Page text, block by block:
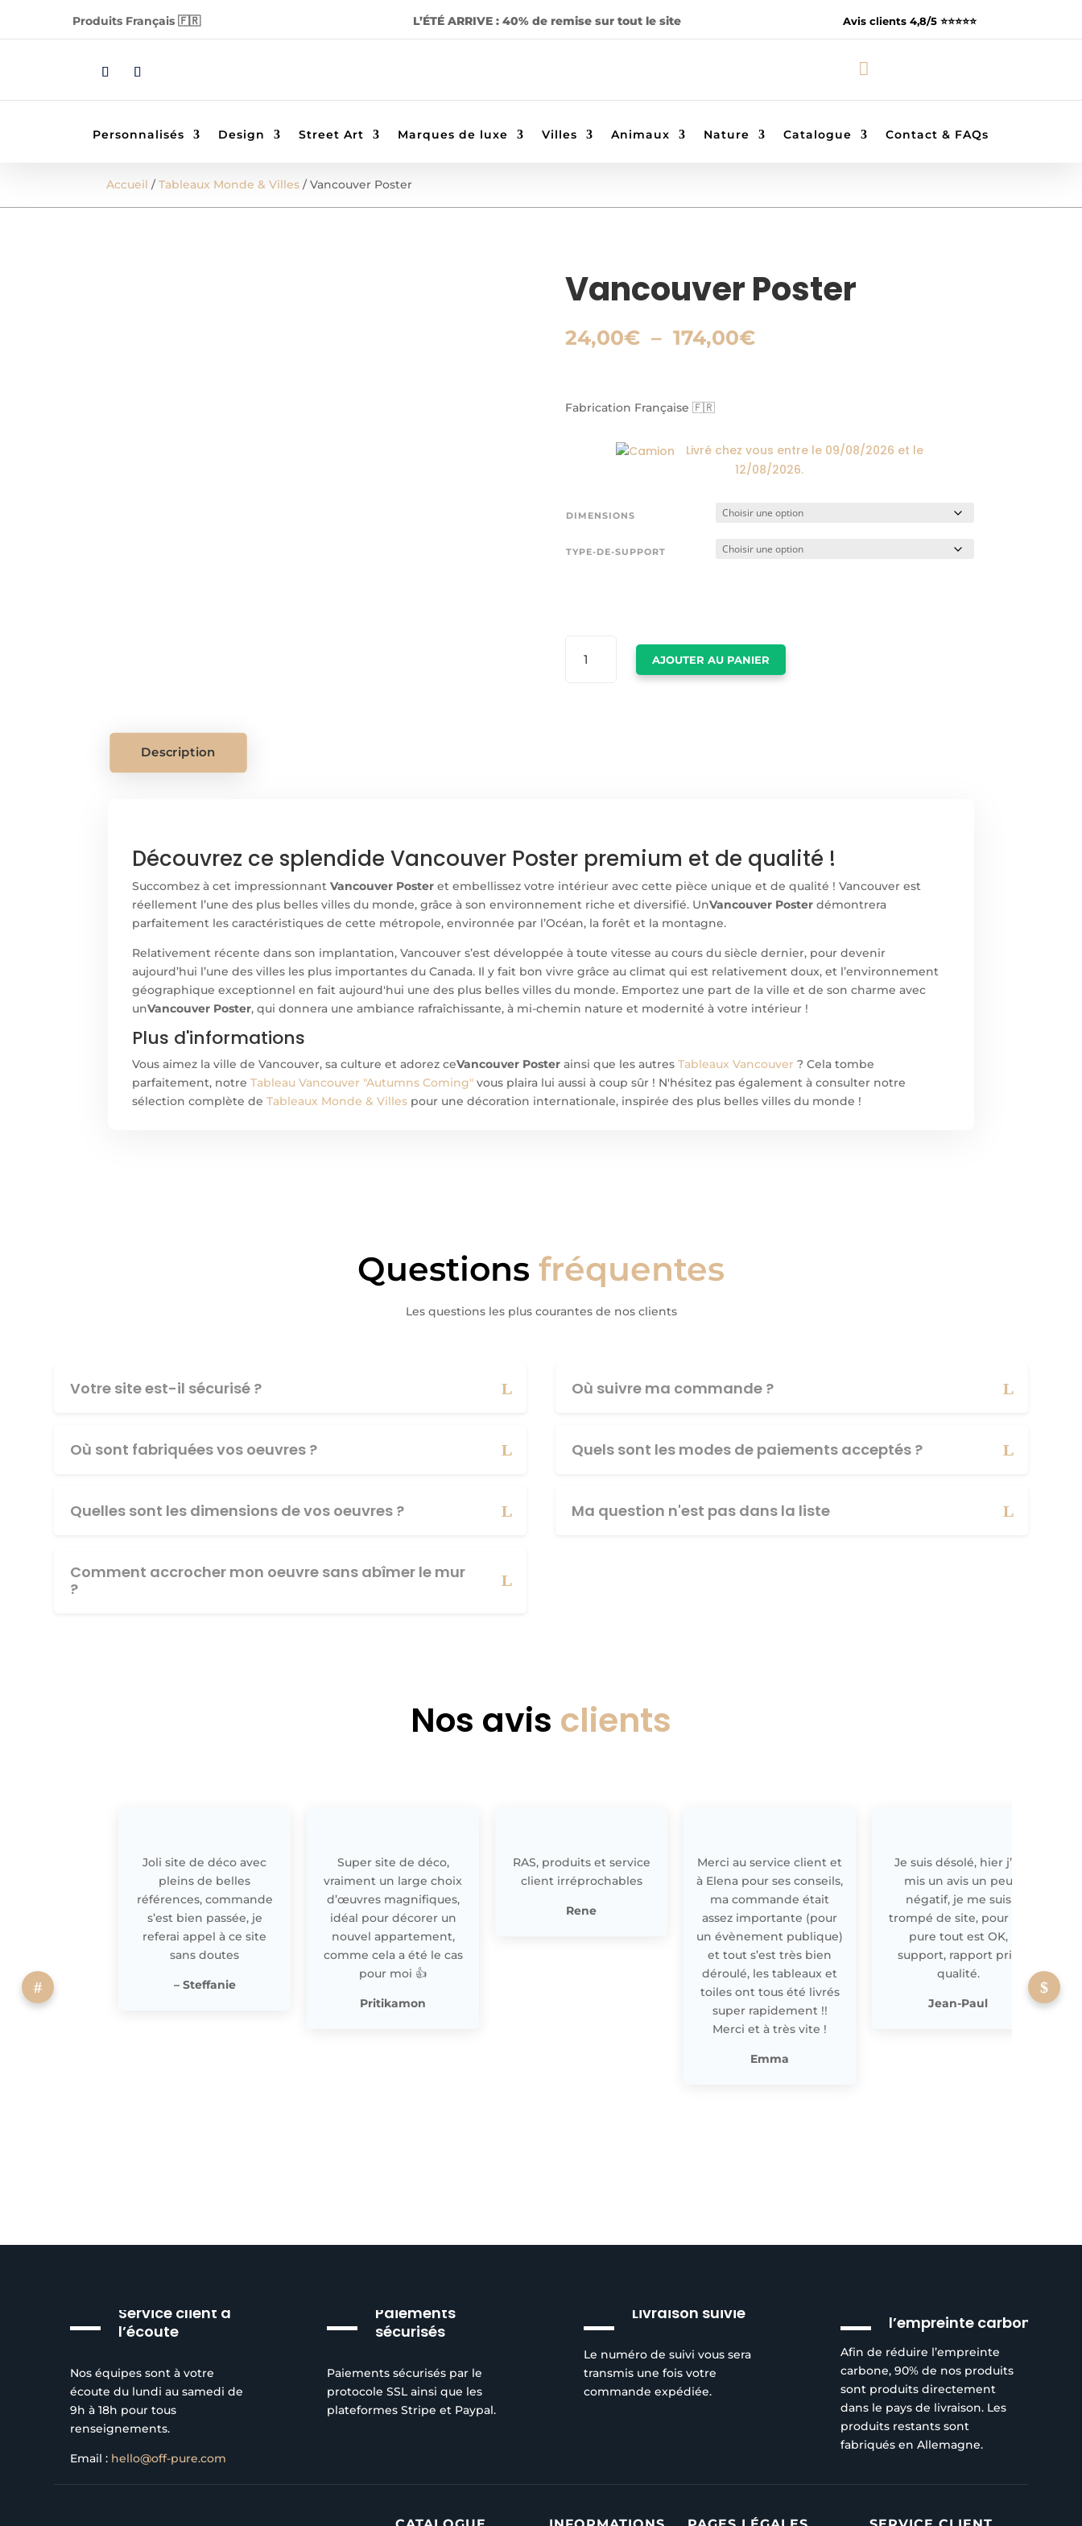
Produits Français 🇫🇷 L’ÉTÉ ARRIVE : 40% de remise sur tout le site Avis clients 4,8/5 ⭐️⭐️⭐️⭐️⭐️

Personnalisés Design Street Art Marques de luxe Villes Animaux Nature Catalogue Contact & FAQs
Accueil /Tableaux Monde & Villes / Vancouver Poster
Vancouver Poster
24,00€ – 174,00€Plage
Fabrication Française 🇫🇷
Livré chez vous entre le 09/08/2026 et le
12/08/2026.
DIMENSIONS
TYPE-DE-SUPPORT
AJOUTER AU PANIER
Description
Découvrez ce splendide Vancouver Poster premium et de qualité !
Succombez à cet impressionnantVancouver Poster et embellissez votre intérieur avec cette pièce unique et de qualité ! Vancouver est
réellement l’une des plus belles villes du monde, grâce à son environnement riche et diversifié. UnVancouver Poster démontrera
parfaitement les caractéristiques de cette métropole, environnée par l’Océan, la forêt et la montagne.
Relativement récente dans son implantation, Vancouver s’est développée à toute vitesse au cours du siècle dernier, pour devenir
aujourd’hui l’une des villes les plus importantes du Canada. Il y fait bon vivre grâce au climat qui est relativement doux, et l’environnement
géographique exceptionnel en fait aujourd'hui une des plus belles villes du monde. Emportez une part de la ville et de son charme avec
unVancouver Poster, qui donnera une ambiance rafraîchissante, à mi-chemin nature et modernité à votre intérieur !
Plus d'informations
Vous aimez la ville de Vancouver, sa culture et adorez ceVancouver Poster ainsi que les autresTableaux Vancouver ? Cela tombe
parfaitement, notreTableau Vancouver "Autumns Coming" vous plaira lui aussi à coup sûr ! N'hésitez pas également à consulter notre
sélection complète deTableaux Monde & Villes pour une décoration internationale, inspirée des plus belles villes du monde !
Questions fréquentes
Les questions les plus courantes de nos clients
Votre site est-il sécurisé ?
Où sont fabriquées vos oeuvres ?
Quelles sont les dimensions de vos oeuvres ?
Comment accrocher mon oeuvre sans abîmer le mur
?
Où suivre ma commande ?
Quels sont les modes de paiements acceptés ?
Ma question n'est pas dans la liste
Nos avis clients
Joli site de déco avec
pleins de belles
références, commande
s’est bien passée, je
referai appel à ce site
sans doutes
– Steffanie
Super site de déco,
vraiment un large choix
d’œuvres magnifiques,
idéal pour décorer un
nouvel appartement,
comme cela a été le cas
pour moi 👍
Pritikamon
RAS, produits et service
client irréprochables
Rene
Merci au service client et
à Elena pour ses conseils,
ma commande était
assez importante (pour
un évènement publique)
et tout s’est très bien
déroulé, les tableaux et
toiles ont tous été livrés
super rapidement !!
Merci et à très vite !
Emma
Je suis désolé, hier j’ai
mis un avis un peu
négatif, je me suis
trompé de site, pour off
pure tout est OK,
support, rapport prix
qualité.
Jean-Paul
Service client à
l’écoute
Nos équipes sont à votre
écoute du lundi au samedi de
9h à 18h pour tous
renseignements.
Email : hello@off-pure.com
Paiements
sécurisés
Paiements sécurisés par le
protocole SSL ainsi que les
plateformes Stripe et Paypal.
Livraison suivie
Le numéro de suivi vous sera
transmis une fois votre
commande expédiée.
l’empreinte carbone
Afin de réduire l’empreinte
carbone, 90% de nos produits
sont produits directement
dans le pays de livraison. Les
produits restants sont
fabriqués en Allemagne.